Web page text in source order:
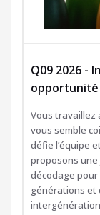
Q09 2026 -
opportunité
Vous travaillez
vous semble
défie l’équipe
proposons
décodage pour
générations et